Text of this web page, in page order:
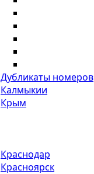
Дубликаты номеров
Калмыкии
Крым
Краснодар
Красноярск